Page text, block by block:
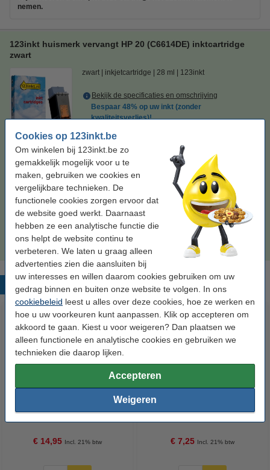
Cookies op 123inkt.be
Om winkelen bij 123inkt.be zo
gemakkelijk mogelijk voor u te
maken, gebruiken we cookies en
vergelijkbare technieken. De
functionele cookies zorgen ervoor dat
de website goed werkt. Daarnaast
hebben ze een analytische functie die
ons helpt de website continu te
verbeteren. We laten u graag alleen
advertenties zien die aansluiten bij
uw interesses en willen daarom cookies gebruiken om uw
gedrag binnen en buiten onze website te volgen. In ons
cookiebeleid leest u alles over deze cookies, hoe ze werken en
hoe u uw voorkeuren kunt aanpassen. Klik op accepteren om
akkoord te gaan. Kiest u voor weigeren? Dan plaatsen we
alleen functionele en analytische cookies en gebruiken we
technieken die daarop lijken.
Accepteren
Weigeren
nemen.
123inkt huismerk vervangt HP 20 (C6614DE) inktcartridge
zwart
zwart inkjetcartridge 28 ml 123inkt
Bekijk de specificaties en omschrijving
Bespaar 48% op uw inkt (zonder
kwaliteitsverlies)!
Direct leverbaar
Prijs per ml
€ 19,50 Bestellen
Tip
Wij adviseren u om deze cartridge i.p.v. de originele cartridge te
nemen.
Populaire producten
123accu Xtreme Power MN1500
Penlite AA batterij 24 stuks
€ 14,95 Incl. 21% btw
123inkt kopieerpapier 1 pak van
500 vellen A4 - 80 g/m²
€ 7,25 Incl. 21% btw